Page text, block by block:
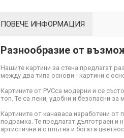
ПОВЕЧЕ ИНФОРМАЦИЯ
Разнообразие от
Нашите картини за стена предлагат
между два типа основи - картини с
Картините от PVCса модерни и се
топ. Те са леки, удобни и безопасни
Картините от канаваса изработени от
подрамка. Те предлагат дълготраен и
артистични и с плътна и богата